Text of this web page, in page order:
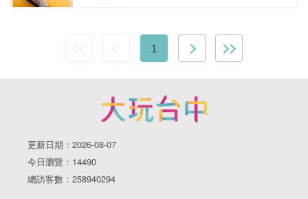
1
更新日期：2026-08-07
今日瀏覽：14490
總訪客數：258940294